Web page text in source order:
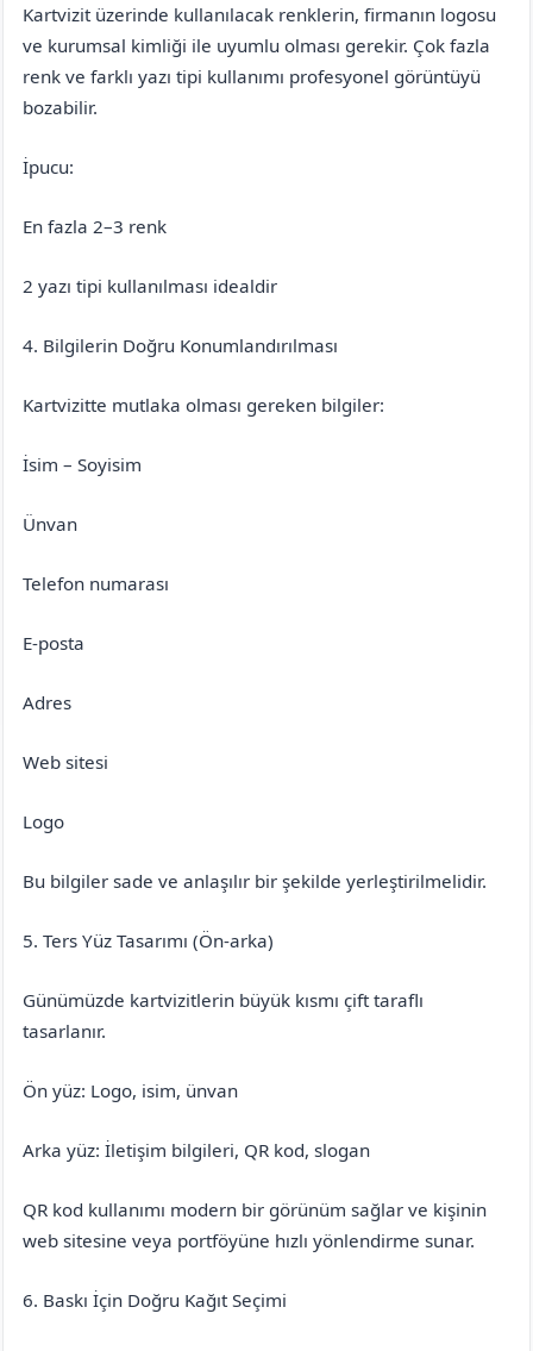
Kartvizit üzerinde kullanılacak renklerin, firmanın logosu
ve kurumsal kimliği ile uyumlu olması gerekir. Çok fazla
renk ve farklı yazı tipi kullanımı profesyonel görüntüyü
bozabilir.
İpucu:
En fazla 2–3 renk
2 yazı tipi kullanılması idealdir
4. Bilgilerin Doğru Konumlandırılması
Kartvizitte mutlaka olması gereken bilgiler:
İsim – Soyisim
Ünvan
Telefon numarası
E-posta
Adres
Web sitesi
Logo
Bu bilgiler sade ve anlaşılır bir şekilde yerleştirilmelidir.
5. Ters Yüz Tasarımı (Ön-arka)
Günümüzde kartvizitlerin büyük kısmı çift taraflı
tasarlanır.
Ön yüz: Logo, isim, ünvan
Arka yüz: İletişim bilgileri, QR kod, slogan
QR kod kullanımı modern bir görünüm sağlar ve kişinin
web sitesine veya portföyüne hızlı yönlendirme sunar.
6. Baskı İçin Doğru Kağıt Seçimi